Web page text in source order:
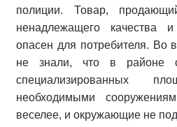
полиции. Товар,
ненадлежащего качества
опасен для потребителя. Во
не знали, что в районе
специализированных
необходимыми
веселее, и окружающие не